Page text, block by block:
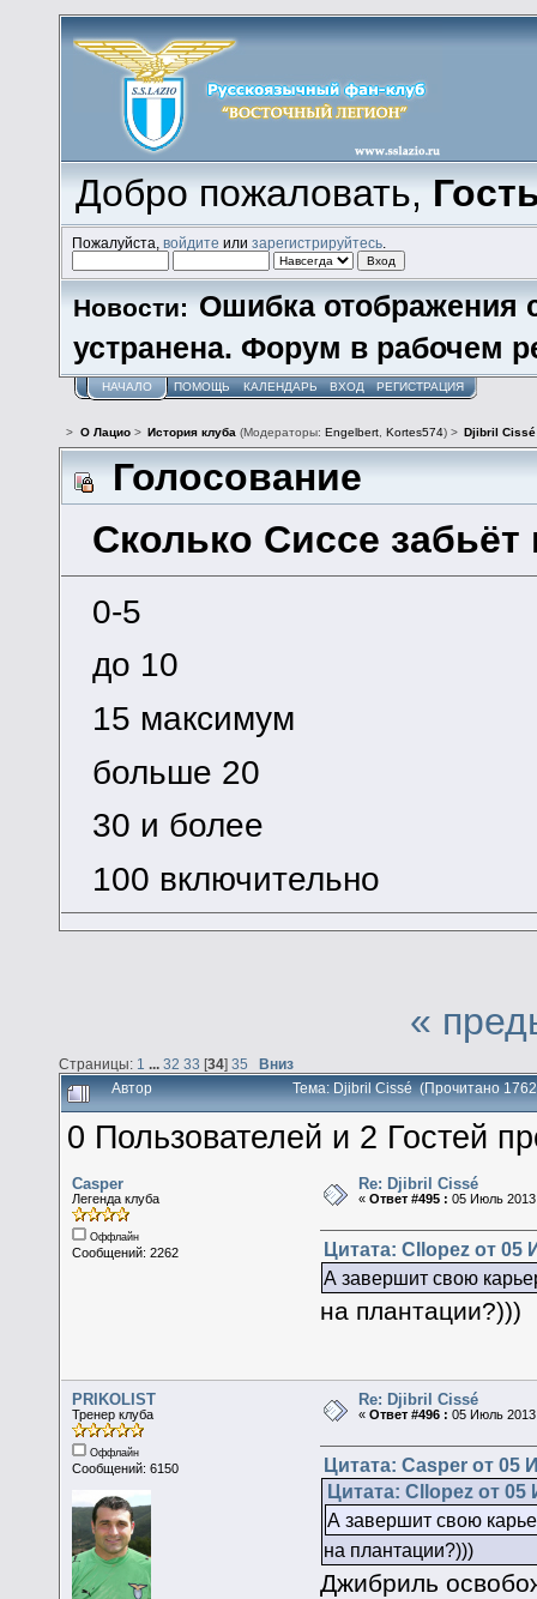
Добро пожаловать,
Пожалуйста,войдите илизарегистрируйтесь
Новости: Ошибка отображения
устранена. Форум в рабочем
НАЧАЛО ПОМОЩЬ КАЛЕНДАРЬ ВХОД РЕГИСТРАЦИЯ
> О Лацио> История клуба (Модераторы: Engelbert, Kortes574) > Djibril Cissé
Голосование
Сколько Сиссе забьёт
0-5
до 10
15 максимум
больше 20
30 и более
100 включительно
«
Страницы: 1 ... 32 33 [34] 35 Вниз
Автор Тема: Djibril Cissé (Прочитано
0 Пользователей и 2 Гостей
Casper
Легенда клуба
Оффлайн
Сообщений: 2262
Re: Djibril Cissé
«Ответ #495 : 05 Июль
Цитата: Cllopez от 05
А завершит свою
на плантации?)))
PRIKOLIST
Тренер клуба
Оффлайн
Сообщений: 6150
Re: Djibril Cissé
«Ответ #496 : 05 Июль
Цитата: Casper от 05
Цитата: Cllopez от
А завершит свою
на плантации?)))
Джибриль